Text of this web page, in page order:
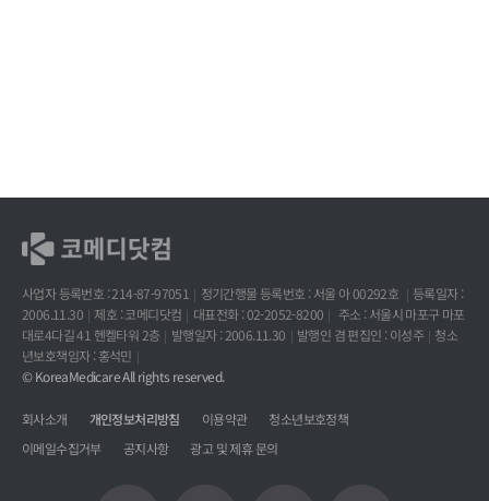
사업자 등록번호 : 214-87-97051 정기간행물 등록번호 : 서울 아 00292호
등록일자 :
2006.11.30
제호 : 코메디닷컴 대표전화 : 02-2052-8200
주소 : 서울시 마포구 마포
대로4다길 41 헨켈타워 2층
발행일자 : 2006.11.30 발행인 겸 편집인 : 이성주
청소
년보호책임자 : 홍석민
© KoreaMedicare All rights reserved.
회사소개 개인정보처리방침 이용약관
청소년보호정책
이메일수집거부
공지사항 광고 및 제휴 문의